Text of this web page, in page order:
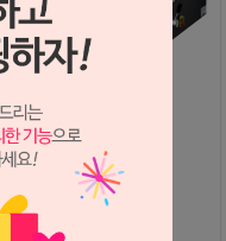
Bego
S0312016
22,500,000원
22,050,000